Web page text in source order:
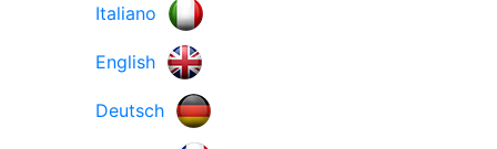
Italiano
English
Deutsch